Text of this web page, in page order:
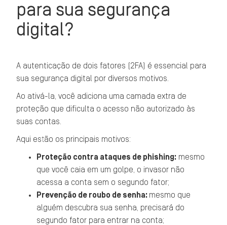
para sua segurança
digital?
A autenticação de dois fatores (2FA) é essencial para
sua segurança digital por diversos motivos.
Ao ativá-la, você adiciona uma camada extra de
proteção que dificulta o acesso não autorizado às
suas contas.
Aqui estão os principais motivos:
Proteção contra ataques de phishing: mesmo
que você caia em um golpe, o invasor não
acessa a conta sem o segundo fator;
Prevenção de roubo de senha: mesmo que
alguém descubra sua senha, precisará do
segundo fator para entrar na conta;